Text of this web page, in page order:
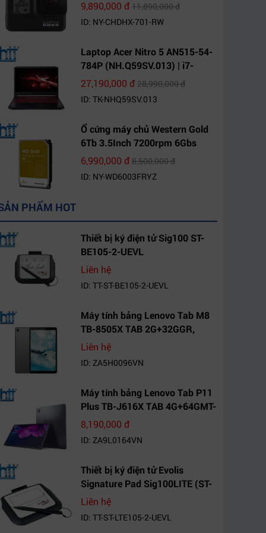
9,890,000 đ11,890,000 đ
ID: NY-CHDHX-701-RW
Laptop Acer Nitro 5 AN515-54-
784P (NH.Q59SV.013) | i7-
9750H | 8GB DDR4 | 1TB HDD |
FHD IPS | Win10
27,190,000 đ28,990,000 đ
ID: TK-NHQ59SV.013
Ổ cứng máy chủ Western Gold
6Tb 3.5Inch 7200rpm 6Gbs
256Mb SATA (WD6003FRYZ)
6,990,000 đ8,500,000 đ
ID: NY-WD6003FRYZ
PHẨM HOT
Thiết bị ký điện tử Sig100 ST-
BE105-2-UEVL
Liên hệ
ID: TT-ST-BE105-2-UEVL
Máy tính bảng Lenovo Tab M8
TB-8505X TAB 2G+32GGR,
VN_ZA5H0096VN
Liên hệ
ID: ZA5H0096VN
Máy tính bảng Lenovo Tab P11
Plus TB-J616X TAB 4G+64GMT-
VN Xanh Mòng
8,190,000 đ
ID: ZA9L0164VN
Thiết bị ký điện tử Evolis
Signature Pad Sig100LITE (ST-
LTE105-2-UEVL)
Liên hệ
ID: TT-ST-LTE105-2-UEVL